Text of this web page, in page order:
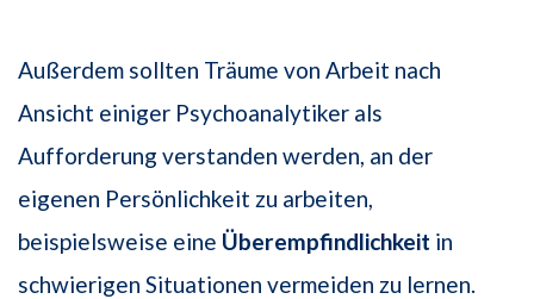
Außerdem sollten Träume von Arbeit nach
Ansicht einiger Psychoanalytiker als
Aufforderung verstanden werden, an der
eigenen Persönlichkeit zu arbeiten,
beispielsweise eine Überempfindlichkeit in
schwierigen Situationen vermeiden zu lernen.